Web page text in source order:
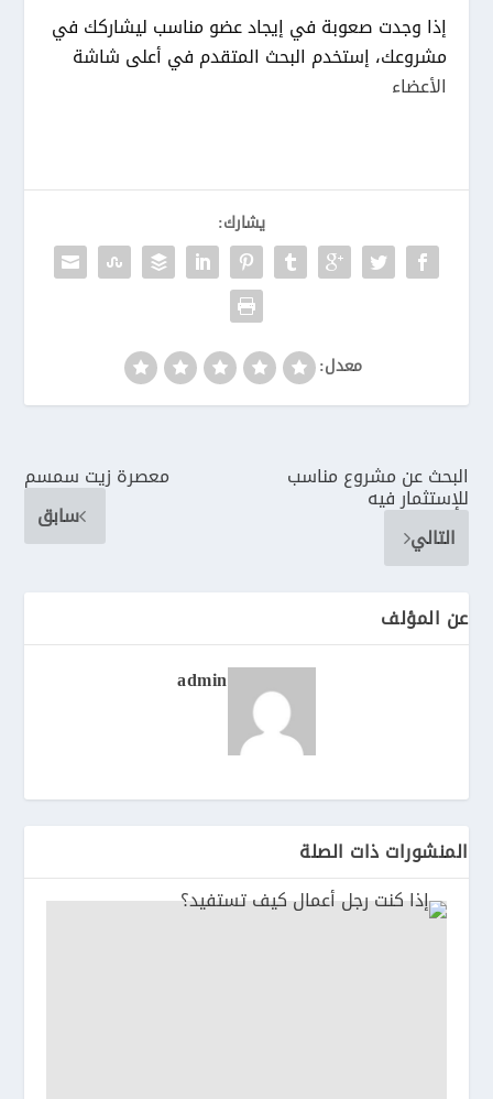
إذا وجدت صعوبة في إيجاد عضو مناسب ليشاركك في
مشروعك، إستخدم البحث المتقدم في أعلى شاشة
الأعضاء
يشارك:
معدل:
معصرة زيت سمسم
سابق
البحث عن مشروع مناسب
للإستثمار فيه
التالي
عن المؤلف
admin
المنشورات ذات الصلة